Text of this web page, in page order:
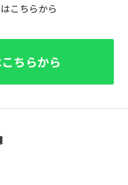
こちらから
ちらから